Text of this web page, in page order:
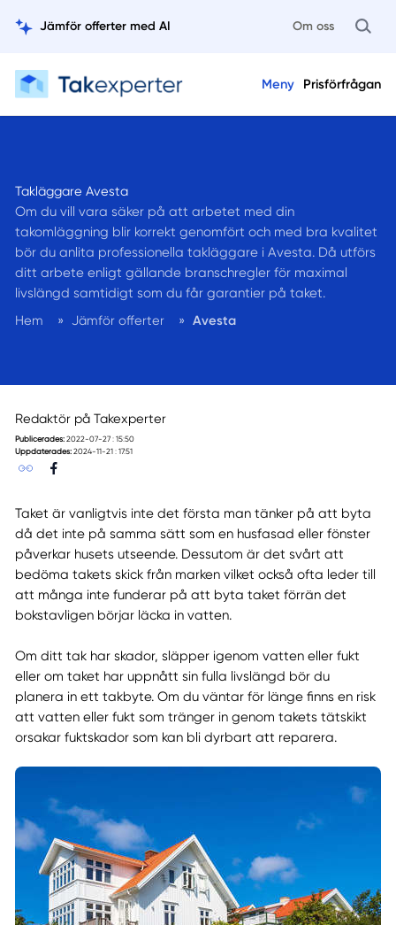
Jämför offerter med AI Om oss
Meny Prisförfrågan
Takläggare Avesta
Om du vill vara säker på att arbetet med din
takomläggning blir korrekt genomfört och med bra kvalitet
bör du anlita professionella takläggare i Avesta. Då utförs
ditt arbete enligt gällande branschregler för maximal
livslängd samtidigt som du får garantier på taket.
Hem
» Jämför offerter » Avesta
Redaktör på Takexperter
Publicerades: 2022-07-27 : 15:50
Uppdaterades: 2024-11-21 : 17:51
Taket är vanligtvis inte det första man tänker på att byta
då det inte på samma sätt som en husfasad eller fönster
påverkar husets utseende. Dessutom är det svårt att
bedöma takets skick från marken vilket också ofta leder till
att många inte funderar på att byta taket förrän det
bokstavligen börjar läcka in vatten.
Om ditt tak har skador, släpper igenom vatten eller fukt
eller om taket har uppnått sin fulla livslängd bör du
planera in ett takbyte. Om du väntar för länge finns en risk
att vatten eller fukt som tränger in genom takets tätskikt
orsakar fuktskador som kan bli dyrbart att reparera.